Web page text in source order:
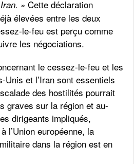
» Cette déclaration
élevées entre les deux
le-feu est perçu comme
les négociations.
le cessez-le-feu et les
Unis et l’Iran sont essentiels
des hostilités pourrait
graves sur la région et au-
dirigeants impliqués,
l’Union européenne, la
dans la région est en